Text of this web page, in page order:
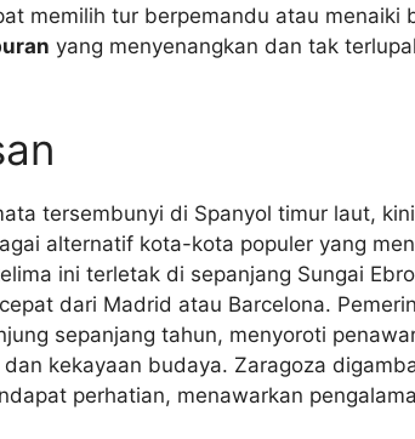
memilih tur berpemandu atau menaiki
yang menyenangkan dan tak
tersembunyi di Spanyol timur laut,
alternatif kota-kota populer yang
ini terletak di sepanjang Sungai
dari Madrid atau Barcelona.
sepanjang tahun, menyoroti
kekayaan budaya. Zaragoza
perhatian, menawarkan